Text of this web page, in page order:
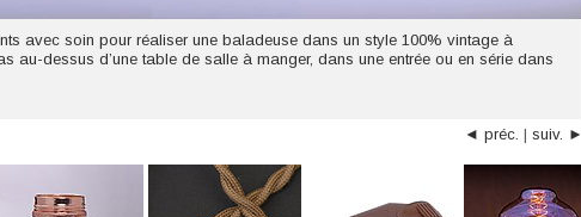
avec soin pour réaliser une baladeuse dans un style 100% vintage à
au-dessus d’une table de salle à manger, dans une entrée ou en série dans
◄ préc. | suiv. ►